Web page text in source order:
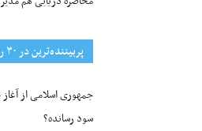
پربیننده‌ترین‌ در ۳۰ روز گذشته
جمهوری اسلامی از
سود رسانده؟